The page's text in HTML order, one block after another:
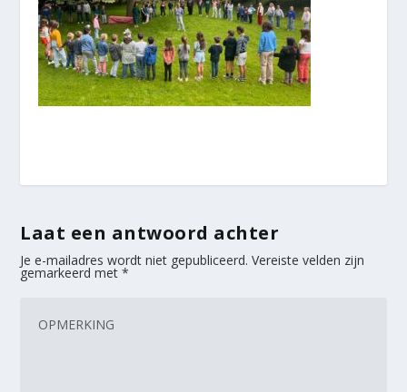
Laat een antwoord achter
Je e-mailadres wordt niet gepubliceerd. Vereiste velden zijn
gemarkeerd met*